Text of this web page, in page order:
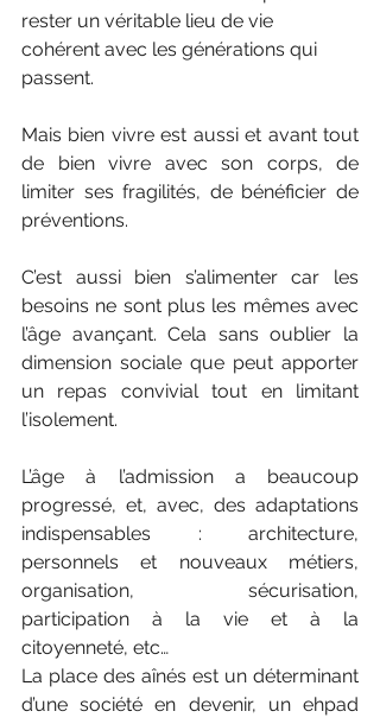
rester un véritable lieu de vie
cohérent avec les générations qui
passent.
Mais bien vivre est aussi et avant tout
de bien vivre avec son corps, de
limiter ses fragilités, de bénéficier de
préventions.
C’est aussi bien s’alimenter car les
besoins ne sont plus les mêmes avec
l’âge avançant. Cela sans oublier la
dimension sociale que peut apporter
un repas convivial tout en limitant
l’isolement.
L’âge à l’admission a beaucoup
progressé, et, avec, des adaptations
indispensables : architecture,
personnels et nouveaux métiers,
organisation, sécurisation,
participation à la vie et à la
citoyenneté, etc…
La place des aînés est un déterminant
d’une société en devenir, un ehpad